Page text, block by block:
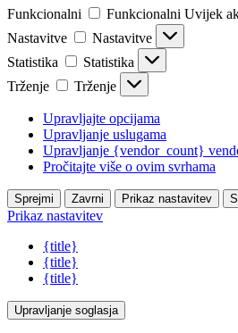
Funkcionalni
Funkcionalni Uvijek
Nastavitve
Nastavitve
Statistika
Statistika
Trženje
Trženje
Upravljajte opcijama
Upravljanje uslugama
Upravljanje {vendor_count}
Pročitajte više o ovim svrhama
Sprejmi Zavrni Prikaz nastavitev
Prikaz nastavitev
{title}
{title}
{title}
Upravljanje soglasja